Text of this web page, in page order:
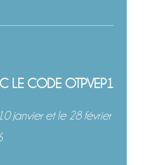
LE CODE OTPVEP1
janvier et le 28 février